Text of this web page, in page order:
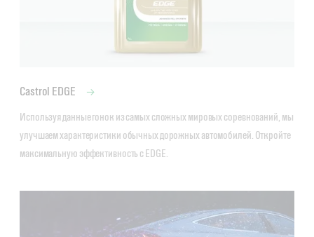
Castrol EDGE
Используя данные гонок из самых сложных мировых соревнований, мы
улучшаем характеристики обычных дорожных автомобилей. Откройте
максимальную эффективность с EDGE.